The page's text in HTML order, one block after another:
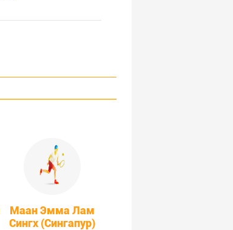
Маан Эмма Лам
Сингх (Сингапур)